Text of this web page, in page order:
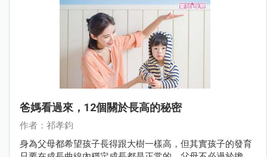
爸媽看過來，12個關於長高的秘密
作者：祁孝鈞
身為父母都希望孩子長得跟大樹一樣高，但其實孩子的發育